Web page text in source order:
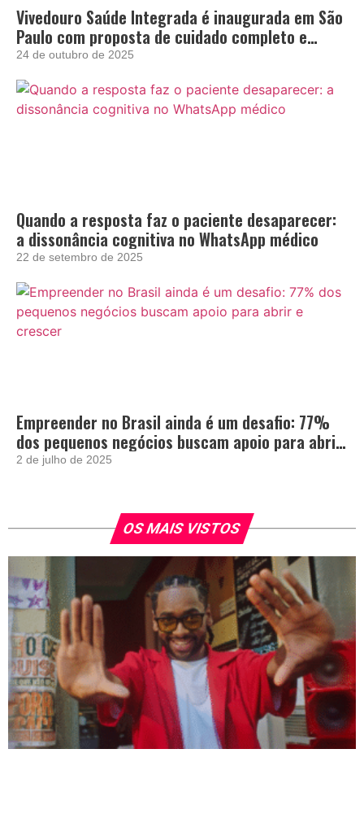
Vivedouro Saúde Integrada é inaugurada em São
Paulo com proposta de cuidado completo e
acolhedor
24 de outubro de 2025
Quando a resposta faz o paciente desaparecer:
a dissonância cognitiva no WhatsApp médico
22 de setembro de 2025
Empreender no Brasil ainda é um desafio: 77%
dos pequenos negócios buscam apoio para abrir
e crescer
2 de julho de 2025
OS MAIS VISTOS